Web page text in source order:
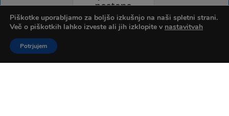
Piškotke uporabljamo za boljšo izkušnjo na naši spletni strani.
Več o piškotkih lahko izveste ali jih izklopite v nastavitvah
Potrjujem